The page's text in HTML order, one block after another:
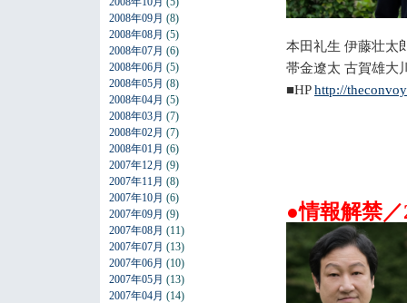
2008年09月 (8)
2008年08月 (5)
2008年07月 (6)
2008年06月 (5)
2008年05月 (8)
2008年04月 (5)
2008年03月 (7)
2008年02月 (7)
2008年01月 (6)
2007年12月 (9)
2007年11月 (8)
2007年10月 (6)
2007年09月 (9)
2007年08月 (11)
2007年07月 (13)
2007年06月 (10)
2007年05月 (13)
2007年04月 (14)
本田礼生 伊藤壮太
帯金遼太 古賀雄大
■HPhttp://
●情報解禁